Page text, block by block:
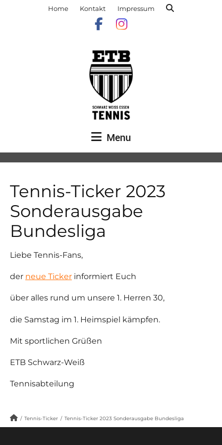
Home Kontakt Impressum
Menu
Tennis-Ticker 2023
Sonderausgabe
Bundesliga
Liebe Tennis-Fans,
der neue Ticker informiert Euch
über alles rund um unsere 1. Herren 30,
die Samstag im 1. Heimspiel kämpfen.
Mit sportlichen Grüßen
ETB Schwarz-Weiß
Tennisabteilung
/ Tennis-Ticker / Tennis-Ticker 2023 Sonderausgabe Bundesliga